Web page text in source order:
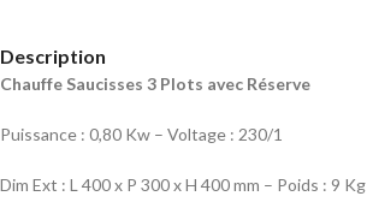
Description
Chauffe Saucisses 3 Plots avec Réserve
Puissance : 0,80 Kw – Voltage : 230/1
Dim Ext : L 400 x P 300 x H 400 mm – Poids : 9 Kg